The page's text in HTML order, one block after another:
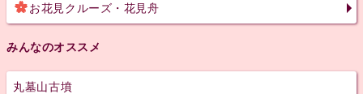
お花見クルーズ・花見舟
みんなのオススメ
丸墓山古墳